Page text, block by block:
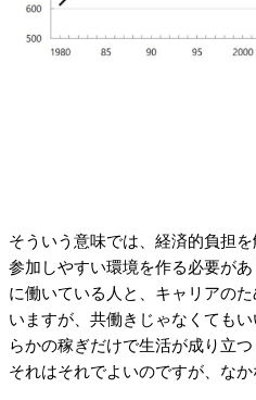
そういう意味では、経済的負担
参加しやすい環境を作る必要が
に働いている人と、キャリアの
いますが、共働きじゃなくても
らかの稼ぎだけで生活が成り立
それはそれでよいのですが、なか